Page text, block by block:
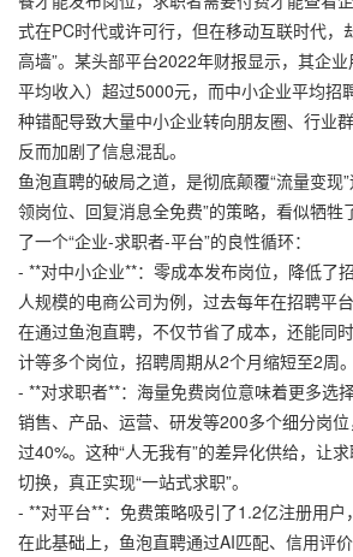
式在PC时代或许可行，但在移动互联时代，
高墙”。某头部平台2022年财报显示，其企
平均收入）超过5000元，而中小企业平均招
种错配导致大量中小企业转向朋友圈、行业
反而加剧了信息混乱。
鱼泡直聘的破局之道，是彻底颠覆“流量变现
领岗位、回复消息全免费”的策略，看似牺牲
了一个“企业-求职者-平台”的良性循环：
- **对中小企业**：零成本发布岗位，降低了
人规模的电商公司为例，过去每年在招聘平
在通过鱼泡直聘，不仅节省了成本，还能同
计等多个岗位，招聘周期从2个月缩短至2周。
- **对求职者**：海量免费岗位意味着更多选
销售、产品、运营、研发等200多个细分岗
过40%。这种“人无我有”的差异化供给，让
切换，真正实现“一站式求职”。
- **对平台**：免费策略吸引了1.2亿注册用户
在此基础上，鱼泡直聘通过AI匹配、信用评